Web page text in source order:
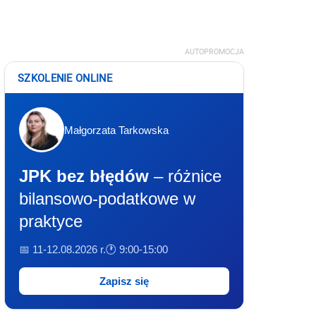
AUTOPROMOCJA
SZKOLENIE ONLINE
Małgorzata Tarkowska
JPK bez błędów – różnice
bilansowo-podatkowe w
praktyce
📅 11-12.08.2026 r.🕐 9:00-15:00
Zapisz się